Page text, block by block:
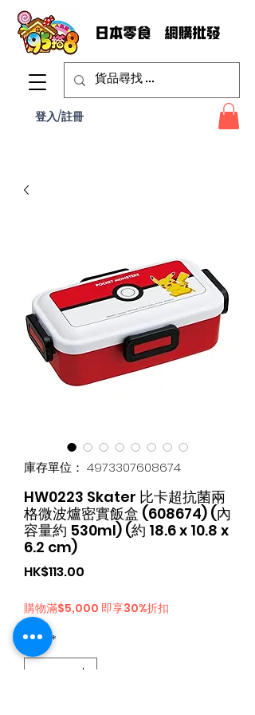
登入/註冊
庫存單位： 4973307608674
HW0223 Skater 比卡超抗菌兩
格微波爐密實飯盒 (608674) (內
容量約 530ml) (約 18.6 x 10.8 x
6.2 cm)
HK$113.00
購物滿$5,000 即享30%折扣
數量 *